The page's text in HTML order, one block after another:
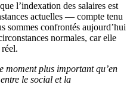
l’indexation des salaires est
actuelles — compte tenu
sommes confrontés aujourd’hui
normales, car elle
moment plus important qu’en
le social et la